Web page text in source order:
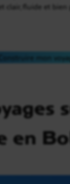
clair, fluide et bien
Construire mon
en